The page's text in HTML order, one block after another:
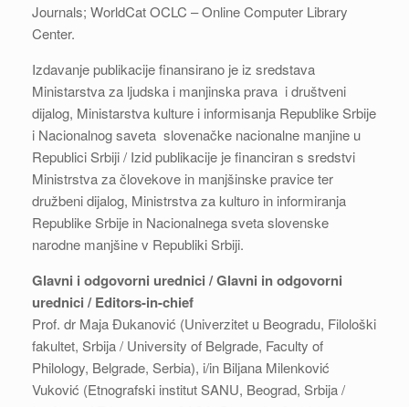
Journals; WorldCat OCLC – Online Computer Library
Center.
Izdavanje publikacije finansirano je iz sredstava
Ministarstva za ljudska i manjinska prava i društveni
dijalog, Ministarstva kulture i informisanja Republike Srbije
i Nacionalnog saveta slovenačke nacionalne manjine u
Republici Srbiji / Izid publikacije je financiran s sredstvi
Ministrstva za človekove in manjšinske pravice ter
družbeni dijalog, Ministrstva za kulturo in informiranja
Republike Srbije in Nacionalnega sveta slovenske
narodne manjšine v Republiki Srbiji.
Glavni i odgovorni urednici / Glavni in odgovorni
urednici / Editors-in-chief
Prof. dr Maja Đukanović (Univerzitet u Beogradu, Filološki
fakultet, Srbija / University of Belgrade, Faculty of
Philology, Belgrade, Serbia), i/in Biljana Milenković
Vuković (Etnografski institut SANU, Beograd, Srbija /